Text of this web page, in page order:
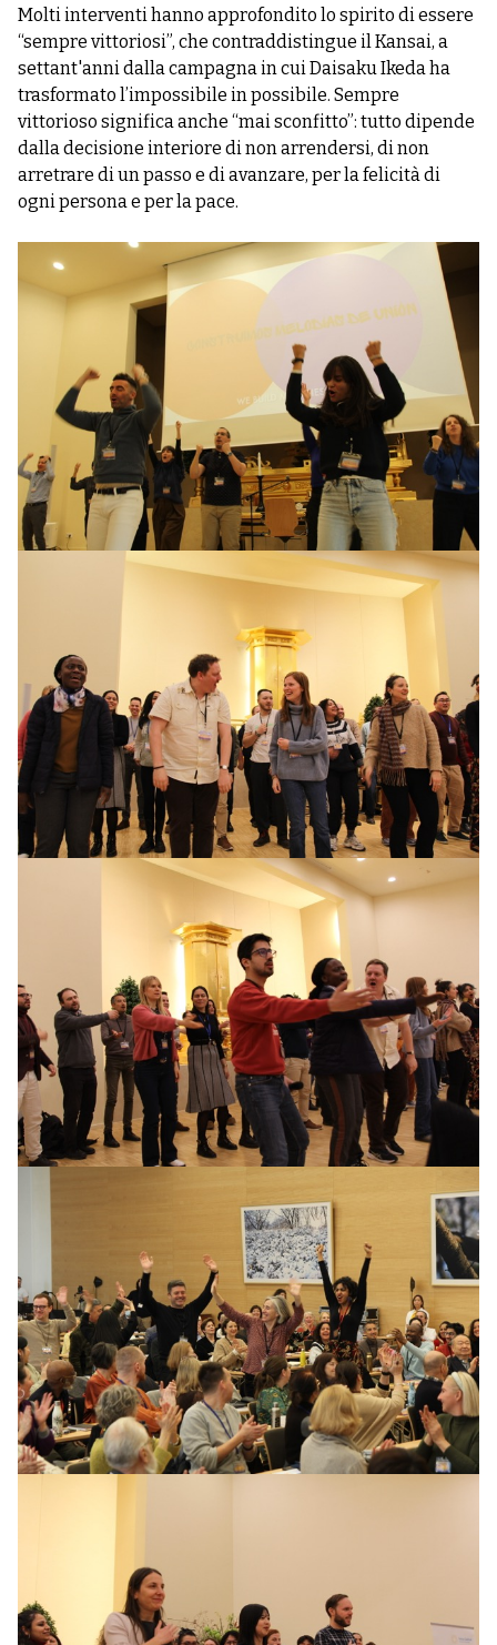
Molti interventi hanno approfondito lo spirito di essere
“sempre vittoriosi”, che contraddistingue il Kansai, a
settant'anni dalla campagna in cui Daisaku Ikeda ha
trasformato l’impossibile in possibile. Sempre
vittorioso significa anche “mai sconfitto”: tutto dipende
dalla decisione interiore di non arrendersi, di non
arretrare di un passo e di avanzare, per la felicità di
ogni persona e per la pace.